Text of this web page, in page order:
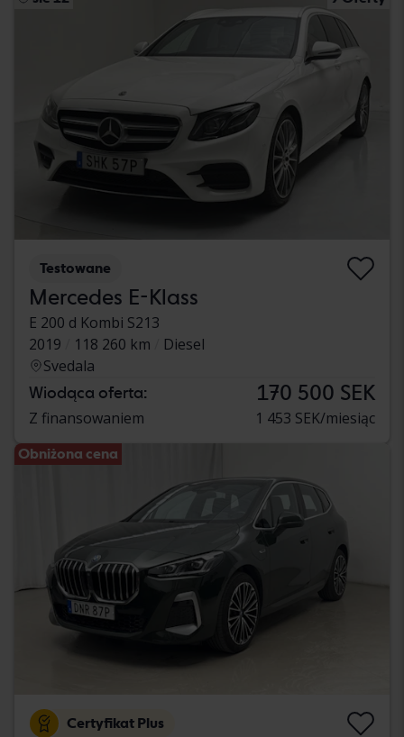
Testowane
Mercedes E-Klass
E 200 d Kombi S213
2019
118 260 km
Diesel
Svedala
Wiodąca oferta: 170 500 SEK
Z finansowaniem 1 453 SEK/miesiąc
Obniżona cena
Certyfikat Plus